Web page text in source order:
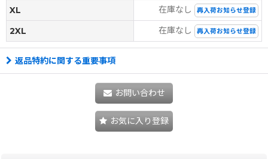
XL 在庫なし 再入荷お知らせ登録
2XL 在庫なし 再入荷お知らせ登録
返品特約に関する重要事項
お問い合わせ
お気に入り登録